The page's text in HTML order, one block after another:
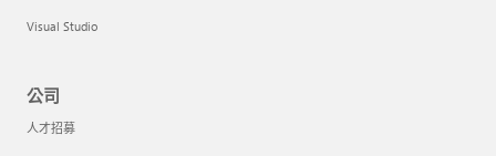
Visual Studio
公司
人才招募